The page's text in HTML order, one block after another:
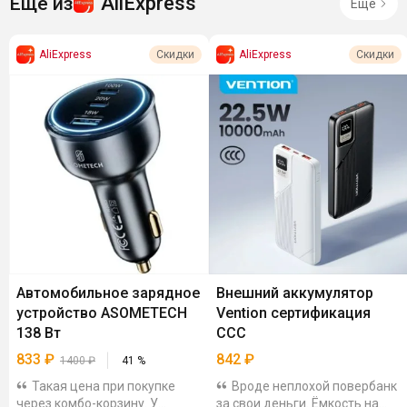
Ещё
AliExpress Скидки
Автомобильное зарядное
устройство ASOMETECH
138 Вт
833 ₽ 1400₽ 41 %
Такая цена при покупке
через комбо-корзину. У
AliExpress Скидки
Внешний аккумулятор
Vention сертификация
CCC
842 ₽
Вроде неплохой повербанк
за свои деньги. Ёмкость на